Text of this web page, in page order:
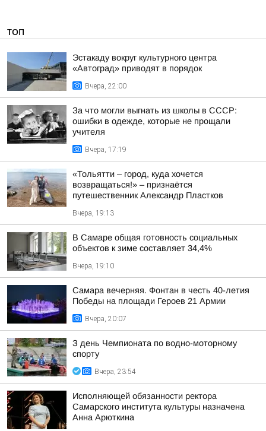
ТОП
Эстакаду вокруг культурного центра
«Автоград» приводят в порядок
Вчера, 22:00
За что могли выгнать из школы в СССР:
ошибки в одежде, которые не прощали
учителя
Вчера, 17:19
«Тольятти – город, куда хочется
возвращаться!» – признаётся
путешественник Александр Пластков
Вчера, 19:13
В Самаре общая готовность социальных
объектов к зиме составляет 34,4%
Вчера, 19:10
Самара вечерняя. Фонтан в честь 40-летия
Победы на площади Героев 21 Армии
Вчера, 20:07
З день Чемпионата по водно-моторному
спорту
Вчера, 23:54
Исполняющей обязанности ректора
Самарского института культуры назначена
Анна Арюткина